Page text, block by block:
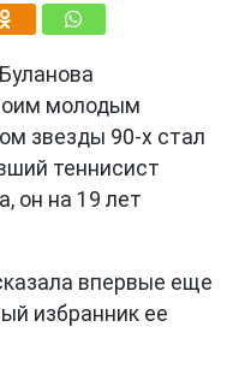
молодым
звезды 90-х стал
теннисист
он на 19 лет
впервые еще
избранник ее